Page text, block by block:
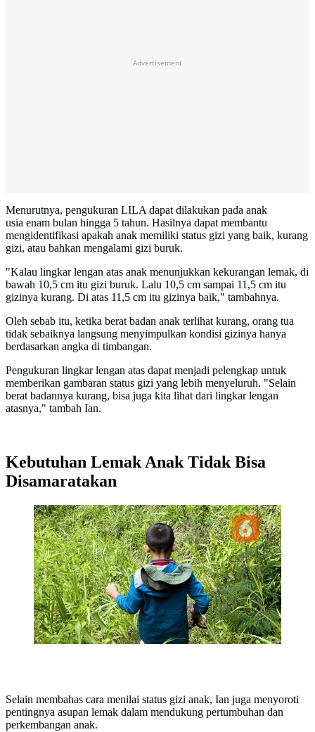
Advertisement
Menurutnya, pengukuran LILA dapat dilakukan pada anak
usia enam bulan hingga 5 tahun. Hasilnya dapat membantu
mengidentifikasi apakah anak memiliki status gizi yang baik, kurang
gizi, atau bahkan mengalami gizi buruk.
"Kalau lingkar lengan atas anak menunjukkan kekurangan lemak, di
bawah 10,5 cm itu gizi buruk. Lalu 10,5 cm sampai 11,5 cm itu
gizinya kurang. Di atas 11,5 cm itu gizinya baik," tambahnya.
Oleh sebab itu, ketika berat badan anak terlihat kurang, orang tua
tidak sebaiknya langsung menyimpulkan kondisi gizinya hanya
berdasarkan angka di timbangan.
Pengukuran lingkar lengan atas dapat menjadi pelengkap untuk
memberikan gambaran status gizi yang lebih menyeluruh. "Selain
berat badannya kurang, bisa juga kita lihat dari lingkar lengan
atasnya," tambah Ian.
Kebutuhan Lemak Anak Tidak Bisa
Disamaratakan
Dr. Ian Suryadi Suteja mengungkap indikator
sederhana yang dapat membantu menilai gizi anak
sejak dini. (Foto: Liputan6.com/Ade Nasihudin)
Selain membahas cara menilai status gizi anak, Ian juga menyoroti
pentingnya asupan lemak dalam mendukung pertumbuhan dan
perkembangan anak.